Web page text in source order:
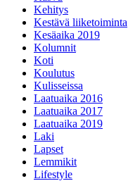
Kehitys
Kestävä liiketoiminta
Kesäaika 2019
Kolumnit
Koti
Koulutus
Kulisseissa
Laatuaika 2016
Laatuaika 2017
Laatuaika 2019
Laki
Lapset
Lemmikit
Lifestyle